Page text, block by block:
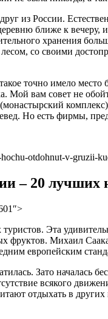
из России.
ближе к вечеру,
хранения
со своими
точно имело
Мой вам совет не
Но есть фирмы,
otdohnut-v-gruzii-
– 20 лучших
Эта
Михаил
европейским
Зато началась
всякого
отдыхать в